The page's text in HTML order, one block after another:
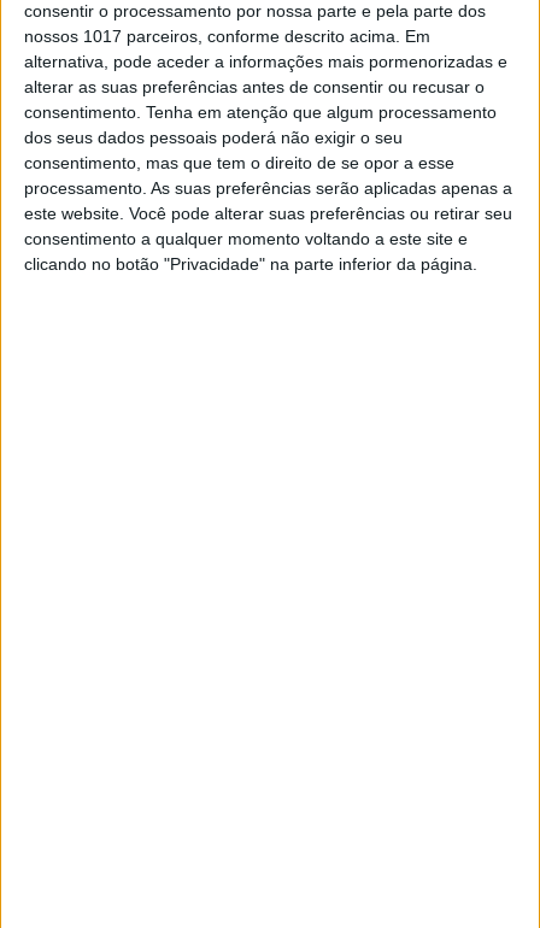
consentir o processamento por nossa parte e pela parte dos
nossos 1017 parceiros, conforme descrito acima. Em
alternativa, pode aceder a informações mais pormenorizadas e
alterar as suas preferências antes de consentir ou recusar o
consentimento. Tenha em atenção que algum processamento
dos seus dados pessoais poderá não exigir o seu
consentimento, mas que tem o direito de se opor a esse
processamento. As suas preferências serão aplicadas apenas a
este website. Você pode alterar suas preferências ou retirar seu
consentimento a qualquer momento voltando a este site e
clicando no botão "Privacidade" na parte inferior da página.
“O consumidor quer ter a certeza
de que os produtos que compra não
estão a contribuir para a
desflorestação”
A indústria da madeira pode ter um impacto
positivo no planeta, desde que a floresta seja
gerida de forma sustentável – do ponto de vista
ambiental, sim, mas também social e económico,
explica Joana Faria, diretora-executiva da FSC
Portugal